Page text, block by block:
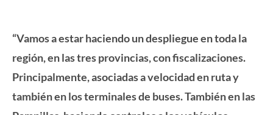
“Vamos a estar haciendo un despliegue en toda la
región, en las tres provincias, con fiscalizaciones.
Principalmente, asociadas a velocidad en ruta y
también en los terminales de buses. También en las